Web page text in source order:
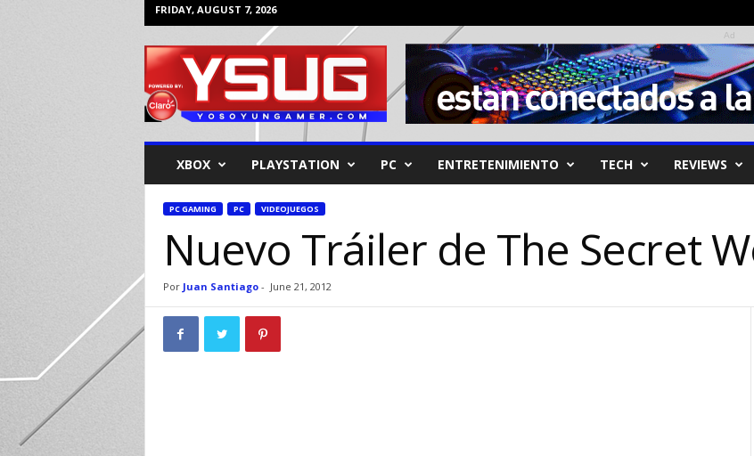
FRIDAY, AUGUST 7, 2026
o
o
y
Ad
XBOX PLAYSTATION PC ENTRETENIMIENTO TECH REVIEWS
PC GAMING PC VIDEOJUEGOS
Nuevo Tráiler de The Secret
Por Juan Santiago- June 21, 2012